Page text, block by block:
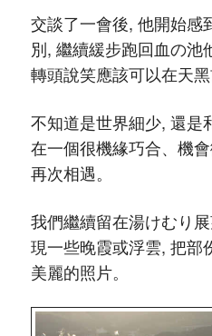
交談了一會後, 他開始感
別, 繼續緩步跑回血の池
轉頭說笑應該可以在天黑
不知道是世界細少, 還是
在一個很機緣巧合、機
再次相遇。
我們繼續留在湯けむり
現一些晚霞或浮雲, 把部
美麗的照片。